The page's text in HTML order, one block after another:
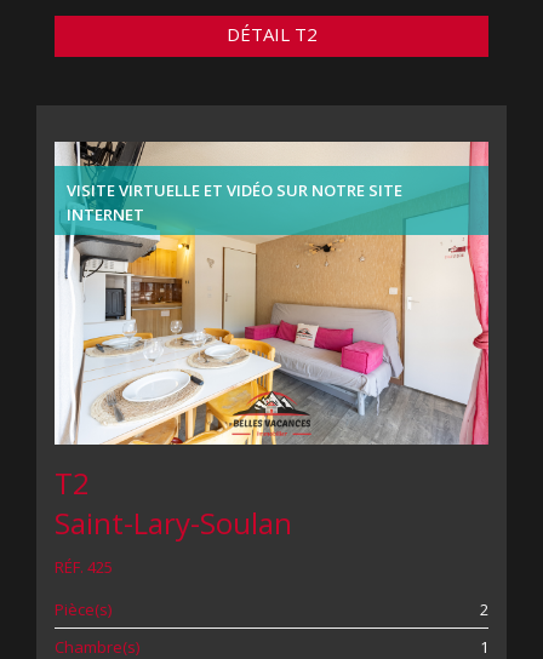
DÉTAIL T2
VISITE VIRTUELLE ET VIDÉO SUR NOTRE SITE
INTERNET
T2
Saint-Lary-Soulan
RÉF. 425
Pièce(s)
2
Chambre(s)
1